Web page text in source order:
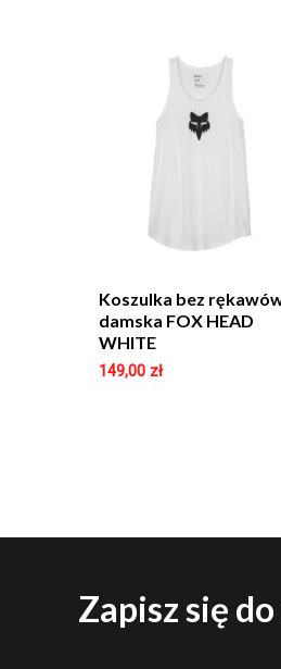
Koszulka bez
damska FOX HEAD
WHITE
149,00 zł
Zapisz się